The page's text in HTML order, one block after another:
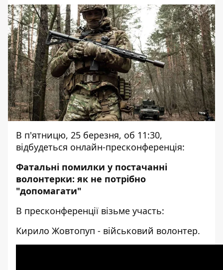
В п'ятницю, 25 березня, об 11:30,
відбудеться онлайн-пресконференція:
Фатальні помилки у постачанні
волонтерки: як не потрібно
"допомагати"
В пресконференції візьме участь:
Кирило Жовтопуп - військовий волонтер.